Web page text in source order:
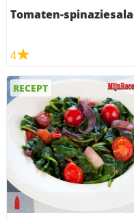
Tomaten-
4
RECEPT